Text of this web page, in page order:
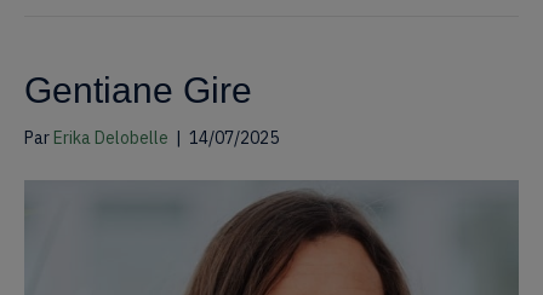
Gentiane Gire
Par Erika Delobelle | 14/07/2025